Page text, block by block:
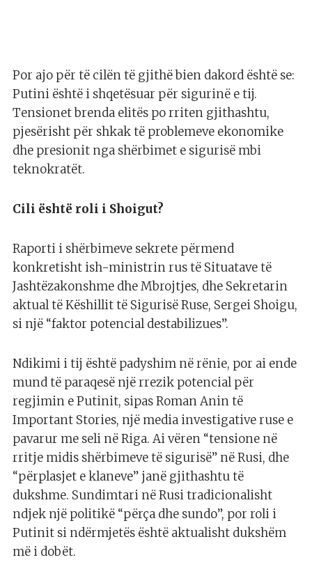
Por ajo për të cilën të gjithë bien dakord është se:
Putini është i shqetësuar për sigurinë e tij.
Tensionet brenda elitës po rriten gjithashtu,
pjesërisht për shkak të problemeve ekonomike
dhe presionit nga shërbimet e sigurisë mbi
teknokratët.
Cili është roli i Shoigut?
Raporti i shërbimeve sekrete përmend
konkretisht ish-ministrin rus të Situatave të
Jashtëzakonshme dhe Mbrojtjes, dhe Sekretarin
aktual të Këshillit të Sigurisë Ruse, Sergei Shoigu,
si një “faktor potencial destabilizues”.
Ndikimi i tij është padyshim në rënie, por ai ende
mund të paraqesë një rrezik potencial për
regjimin e Putinit, sipas Roman Anin të
Important Stories, një media investigative ruse e
pavarur me seli në Riga. Ai vëren “tensione në
rritje midis shërbimeve të sigurisë” në Rusi, dhe
“përplasjet e klaneve” janë gjithashtu të
dukshme. Sundimtari në Rusi tradicionalisht
ndjek një politikë “përça dhe sundo”, por roli i
Putinit si ndërmjetës është aktualisht dukshëm
më i dobët.